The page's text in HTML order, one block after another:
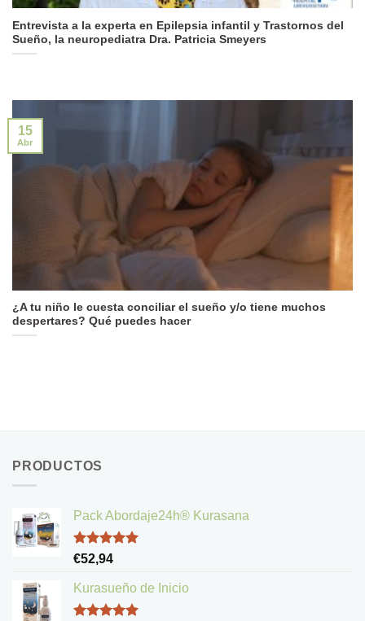
Entrevista a la experta en Epilepsia infantil y Trastornos del
Sueño, la neuropediatra Dra. Patricia Smeyers
¿A tu niño le cuesta conciliar el sueño y/o tiene muchos
despertares? Qué puedes hacer
15
Abr
PRODUCTOS
Pack Abordaje24h® Kurasana
Valorado
de 5
€52,94
Kurasueño de Inicio